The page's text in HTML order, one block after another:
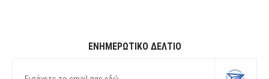
ΕΝΗΜΕΡΩΤΙΚΌ ΔΕΛΤΊΟ